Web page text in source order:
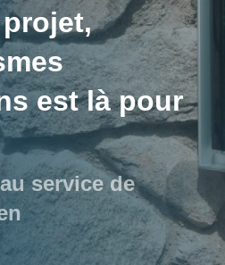
est là pour
service de